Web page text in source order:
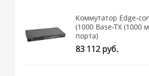
Коммутатор Edge-
(1000 Base-TX (1000
порта)
83 112 руб.